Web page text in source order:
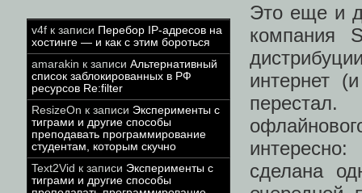
v4f к записи Перебор IP-адресов на
хостинге — и как с этим бороться
amarakin к записи Альтернативный
список заблокированных в РФ
ресурсов Re:filter
ResizeOn к записи Эксперименты с
тиграми и другие способы
преподавать программирование
студентам, которым скучно
Text2Vid к записи Эксперименты с
тиграми и другие способы
Это еще и
компания
интернет
сделана